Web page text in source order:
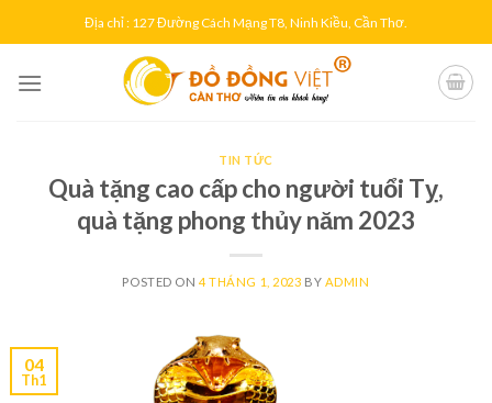
to
Địa chỉ : 127 Đường Cách Mạng T8, Ninh Kiều, Cần Thơ.
TIN TỨC
Quà tặng cao cấp cho người tuổi Tỵ,
quà tặng phong thủy năm 2023
POSTED ON4 THÁNG 1, 2023 BY ADMIN
04
Th1